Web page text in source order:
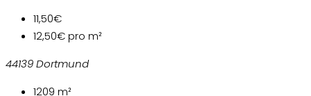
11,50€
12,50€pro m²
44139 Dortmund
1209 m²